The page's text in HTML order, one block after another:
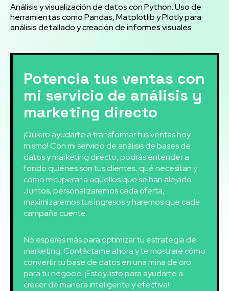
Análisis y visualización de datos con Python: Uso de
herramientas como Pandas, Matplotlib y Plotly para
análisis detallado y creación de informes visuales
Potencia tus ventas con
mi servicio de análisis y
marketing directo
¡Quiero ayudarte a transformar tus ventas hoy
mismo! Con mi servicio de análisis de bases de
datos y marketing directo, podrás entender a
fondo quiénes son tus clientes, qué necesitan y
cómo recuperar a aquellos que se han alejado.
Juntos, personalizaremos cada oferta,
maximizaremos tus ingresos y haremos que cada
campaña cuente.
No esperes más para optimizar tu estrategia de
marketing. Contáctame ahora y te mostraré cómo
convertir tu base de datos en una mina de oro
para tu negocio. ¡Estoy listo para ayudarte a
crecer de manera inteligente y efectiva!